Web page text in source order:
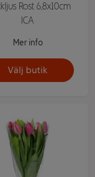
Rost 6,8x10cm
ICA
Mer info
Välj butik